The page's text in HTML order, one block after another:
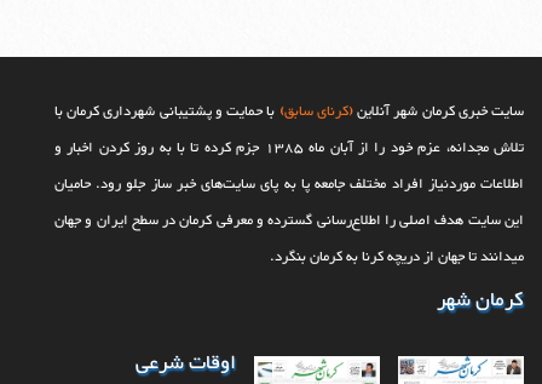
سومین جلسه کمیسیون ماده هفت شهرداری کرمان در سال‌جاری برگزار
شد
سایت خبری کرمان شهر آنلاین(کرنای سابق) با حمایت و پشتیبانی شهرداری کرمان با
تلاش مجدانه، عزم خود را از آبان ماه 1385 جزم کرده تا با به روز کردن اخبار و
اطلاعات موردنیاز افراد مختلف جامعه پا به پای سایت‌های خبر ساز جلو رود. حامیان
این سایت هدف اصلی را اطلاع‌رسانی گسترده و معرفی کرمان در سطح ایران و جهان
می‎‏دانند تا جهان از دریچه کرنا به کرمان بنگرد.
کرمان شهر
اوقات شرعی